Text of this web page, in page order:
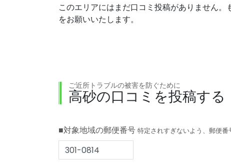
このエリアにはまだ口コミ投稿がありません
をお願いいたします。
ご近所トラブルの被害を防ぐために
高砂の口コミを投稿する
■対象地域の郵便番号 特定されすぎないよう、郵便番